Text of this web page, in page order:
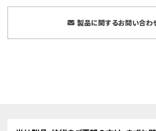
製品に関するお問い合わ